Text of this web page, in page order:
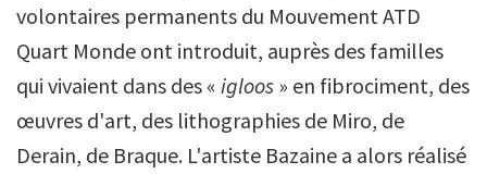
volontaires permanents du Mouvement ATD
Quart Monde ont introduit, auprès des familles
qui vivaient dans des « igloos » en fibrociment, des
œuvres d'art, des lithographies de Miro, de
Derain, de Braque. L'artiste Bazaine a alors réalisé